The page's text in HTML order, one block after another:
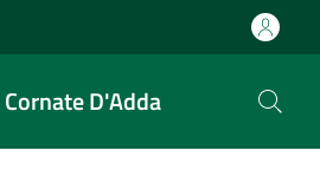
D'Adda